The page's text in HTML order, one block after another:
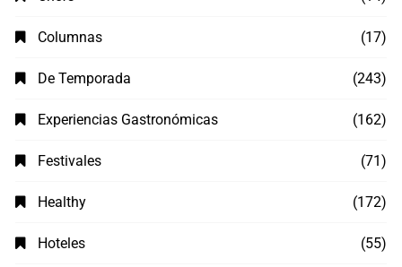
Columnas (17)
De Temporada (243)
Experiencias Gastronómicas (162)
Festivales (71)
Healthy (172)
Hoteles (55)